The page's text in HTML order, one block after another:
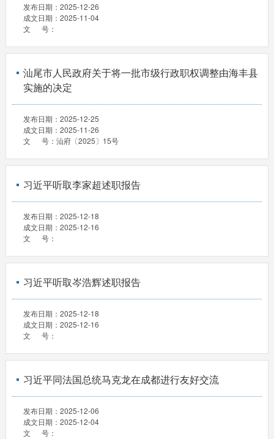
发布日期： 2025-12-26
成文日期： 2025-11-04
文 号：
汕尾市人民政府关于将一批市级行政职权调整由海丰县
实施的决定
发布日期： 2025-12-25
成文日期： 2025-11-26
文 号： 汕府〔2025〕15号
习近平听取李家超述职报告
发布日期： 2025-12-18
成文日期： 2025-12-16
文 号：
习近平听取岑浩辉述职报告
发布日期： 2025-12-18
成文日期： 2025-12-16
文 号：
习近平同法国总统马克龙在成都进行友好交流
发布日期： 2025-12-06
成文日期： 2025-12-04
文 号：